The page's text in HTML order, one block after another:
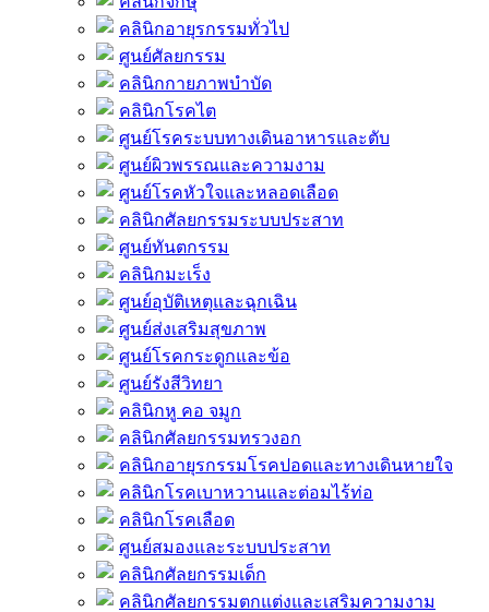
คลินิกอายุรกรรมทั่วไป
ศูนย์ศัลยกรรม
คลินิกกายภาพบำบัด
คลินิกโรคไต
ศูนย์โรคระบบทางเดินอาหารและตับ
ศูนย์ผิวพรรณและความงาม
ศูนย์โรคหัวใจและหลอดเลือด
คลินิกศัลยกรรมระบบประสาท
ศูนย์ทันตกรรม
คลินิกมะเร็ง
ศูนย์อุบัติเหตุและฉุกเฉิน
ศูนย์ส่งเสริมสุขภาพ
ศูนย์โรคกระดูกและข้อ
ศูนย์รังสีวิทยา
คลินิกหู คอ จมูก
คลินิกศัลยกรรมทรวงอก
คลินิกอายุรกรรมโรคปอดและทางเดินหายใจ
คลินิกโรคเบาหวานและต่อมไร้ท่อ
คลินิกโรคเลือด
ศูนย์สมองและระบบประสาท
คลินิกศัลยกรรมเด็ก
คลินิกศัลยกรรมตกแต่งและเสริมความงาม